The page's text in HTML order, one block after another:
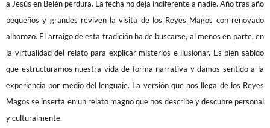
a Jesús en Belén perdura. La fecha no deja indiferente a nadie. Año tras año
pequeños y grandes reviven la visita de los Reyes Magos con renovado
alborozo. El arraigo de esta tradición ha de buscarse, al menos en parte, en
la virtualidad del relato para explicar misterios e ilusionar. Es bien sabido
que estructuramos nuestra vida de forma narrativa y damos sentido a la
experiencia por medio del lenguaje. La versión que nos llega de los Reyes
Magos se inserta en un relato magno que nos describe y descubre personal
y culturalmente.